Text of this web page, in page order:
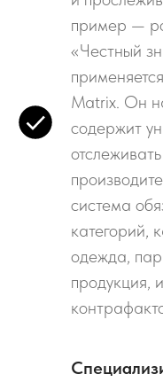
пример —
«Честный
Matrix. Он
содержит
система
категорий,
одежда,
продукция,